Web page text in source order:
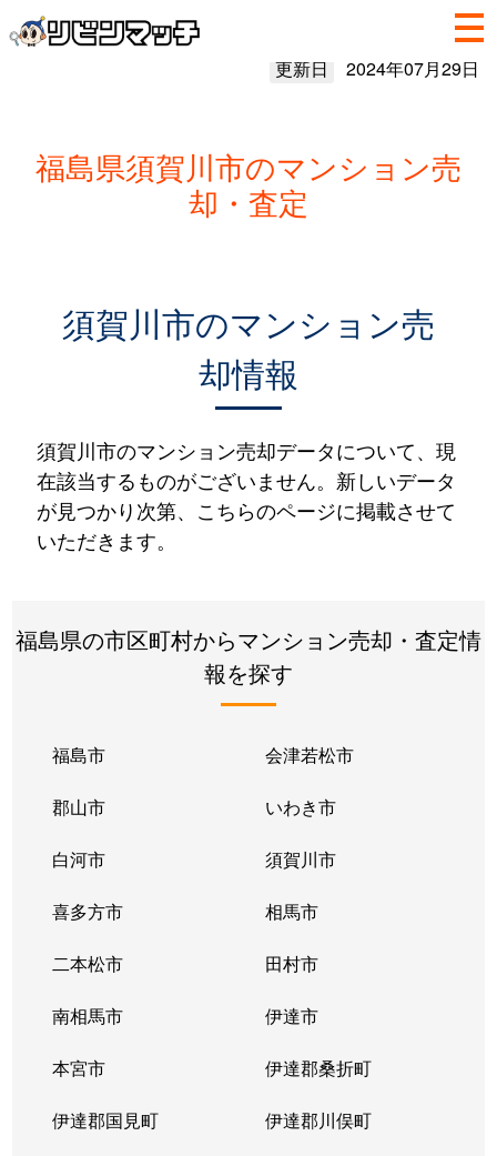
更新日 2024年07月29日
福島県須賀川市のマンション売
却・査定
須賀川市のマンション売
却情報
須賀川市のマンション売却データについて、現
在該当するものがございません。新しいデータ
が見つかり次第、こちらのページに掲載させて
いただきます。
福島県の市区町村からマンション売却・査定情
報を探す
福島市 会津若松市
郡山市 いわき市
白河市 須賀川市
喜多方市 相馬市
二本松市 田村市
南相馬市 伊達市
本宮市 伊達郡桑折町
伊達郡国見町 伊達郡川俣町